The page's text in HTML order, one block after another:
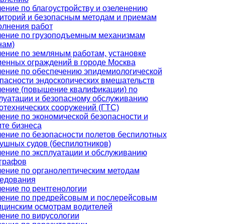
по благоустройству и озеленению
и безопасным методам и приемам
работ
по грузоподъемным механизмам
по земляным работам, установке
ограждений в городе Москва
по обеспечению эпидемиологической
эндоскопических вмешательств
(повышение квалификации) по
и безопасному обслуживанию
сооружений (ГТС)
по экономической безопасности и
бизнеса
по безопасности полетов беспилотных
судов (беспилотников)
по эксплуатации и обслуживанию
по органолептическим методам
по рентгенологии
по предрейсовым и послерейсовым
осмотрам водителей
по вирусологии